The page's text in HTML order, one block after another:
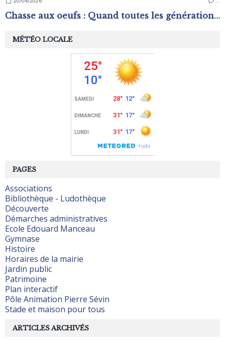
Chasse aux oeufs : Quand toutes les générations s'amusent !
PAGES
Associations
Bibliothèque - Ludothèque
Découverte
Démarches administratives
Ecole Edouard Manceau
Gymnase
Histoire
Horaires de la mairie
Jardin public
Patrimoine
Plan interactif
Pôle Animation Pierre Sévin
Stade et maison pour tous
MÉTÉO LOCALE
ARTICLES ARCHIVÉS